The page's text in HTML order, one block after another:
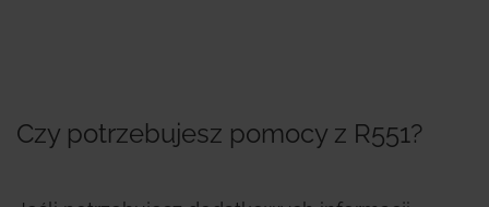
Czy potrzebujesz pomocy z R551?